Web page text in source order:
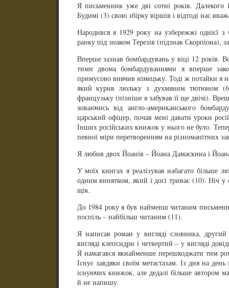
Я письменник уже дві сотні років.
Будимі (3) свою збірку віршів і відтоді нас
Народився я 1929 року на узбережжі однієї
ранку під знаком Терезів (підзнак Скорпіона),
Вперше зазнав бомбардувань у віці 12 років.
тими двома бомбардуваннями я вперше
примусово вивчив німецьку. Тоді ж потайки я
який курив люльку з духмяним тютюном
французьку (пізніше я забував її ще двічі).
ховаючись від англо-американського
царський офіцер, почав мені давати уроки
Інших російських книжок у нього не було.
певної міри перетворенням на різноманітних
Я любив двох Йоанів – Йоана Дамаскина і
У моїх книгах я реалізував набагато більше
одним винятком, який і досі триває (10). Ніч у
щік.
До 1984 року я був найменш читаним
поспіль – найбільш читаним (11).
Я написав роман у вигляді словника,
вигляді клепсидри і четвертий – у вигляді
Я намагався якнайменше перешкоджати тим
Існує завдяки своїм метастазам. Із дня на
існуючих книжок, але дедалі більше автором
й не напишу.